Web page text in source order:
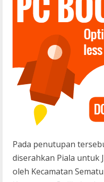
Pada penutupan
diserahkan Piala untuk
oleh Kecamatan